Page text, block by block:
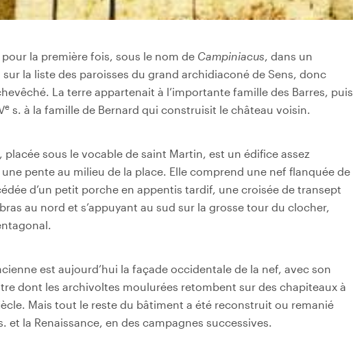
la première fois, sous le nom de Campiniacus, dans un
sur la liste des paroisses du grand archidiaconé de Sens, donc
La terre appartenait à l’importante famille des Barres, puis
e s. à la famille de Bernard qui construisit le château voisin.
placée sous le vocable de saint Martin, est un édifice assez
pente au milieu de la place. Elle comprend une nef flanquée de
d’un petit porche en appentis tardif, une croisée de transept
au nord et s’appuyant au sud sur la grosse tour du clocher,
est aujourd’hui la façade occidentale de la nef, avec son
dont les archivoltes moulurées retombent sur des chapiteaux à
Mais tout le reste du bâtiment a été reconstruit ou remanié
et la Renaissance, en des campagnes successives.